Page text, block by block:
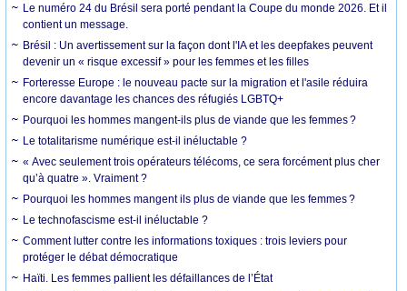
Le numéro 24 du Brésil sera porté pendant la Coupe du monde 2026. Et il
contient un message.
Brésil : Un avertissement sur la façon dont l'IA et les deepfakes peuvent
devenir un « risque excessif » pour les femmes et les filles
Forteresse Europe : le nouveau pacte sur la migration et l'asile réduira
encore davantage les chances des réfugiés LGBTQ+
Pourquoi les hommes mangent-ils plus de viande que les femmes ?
Le totalitarisme numérique est-il inéluctable ?
« Avec seulement trois opérateurs télécoms, ce sera forcément plus cher
qu’à quatre ». Vraiment ?
Pourquoi les hommes mangent ils plus de viande que les femmes ?
Le technofascisme est-il inéluctable ?
Comment lutter contre les informations toxiques : trois leviers pour
protéger le débat démocratique
Haïti. Les femmes pallient les défaillances de l’État